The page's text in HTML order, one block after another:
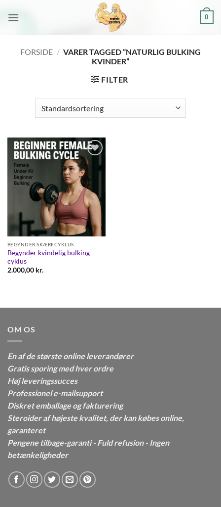
0
FORSIDE / VARER TAGGED “NATURLIG BULKING
KVINDER”
FILTER
Add to
wishlist
BEGYNDER SKÆRECYKLUS
Begynder kvindelig bulking
cyklus
2.000,00 kr.
OM OS
En af de største online leverandører
Gratis sporing med hver ordre
Høj leveringssucces
Professionel e-mailsupport
Diskret emballage og fakturering
Steroider af højeste kvalitet, der kan købes online,
garanteret
Pengene tilbage-garanti - Fuld refusion - Ingen
betænkeligheder